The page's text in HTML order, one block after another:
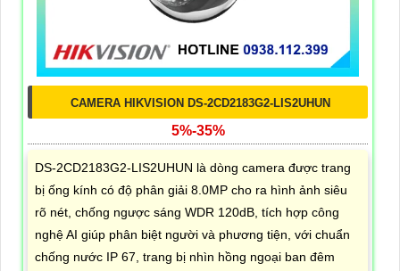
CAMERA HIKVISION DS-2CD2183G2-LIS2UHUN
5%-35%
DS-2CD2183G2-LIS2UHUN là dòng camera được trang
bị ống kính có độ phân giải 8.0MP cho ra hình ảnh siêu
rõ nét, chống ngược sáng WDR 120dB, tích hợp công
nghệ AI giúp phân biệt người và phương tiện, với chuẩn
chống nước IP 67, trang bị nhìn hồng ngoại ban đêm